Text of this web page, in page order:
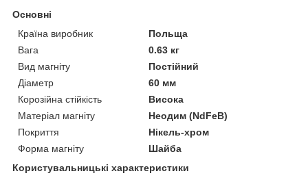
Основні
Країна виробник
Польща
Вага
0.63 кг
Вид магніту
Постійний
Діаметр
60 мм
Корозійна стійкість
Висока
Матеріал магніту
Неодим (NdFeB)
Покриття
Нікель-хром
Форма магніту
Шайба
Користувальницькі характеристики